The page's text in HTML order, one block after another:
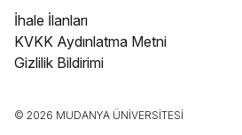
İhale İlanları
KVKK Aydınlatma Metni
Gizlilik Bildirimi
© 2026 MUDANYA ÜNIVERSITESI